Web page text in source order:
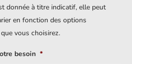
donnée à titre indicatif, elle peut
en fonction des options
vous choisirez.
besoin *